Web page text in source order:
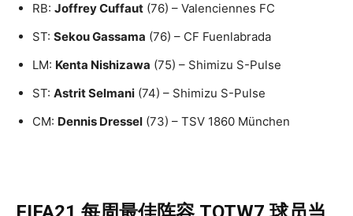
RB: Joffrey Cuffaut (76) – Valenciennes FC
ST: Sekou Gassama (76) – CF Fuenlabrada
LM: Kenta Nishizawa (75) – Shimizu S-Pulse
ST: Astrit Selmani (74) – Shimizu S-Pulse
CM: Dennis Dressel (73) – TSV 1860 München